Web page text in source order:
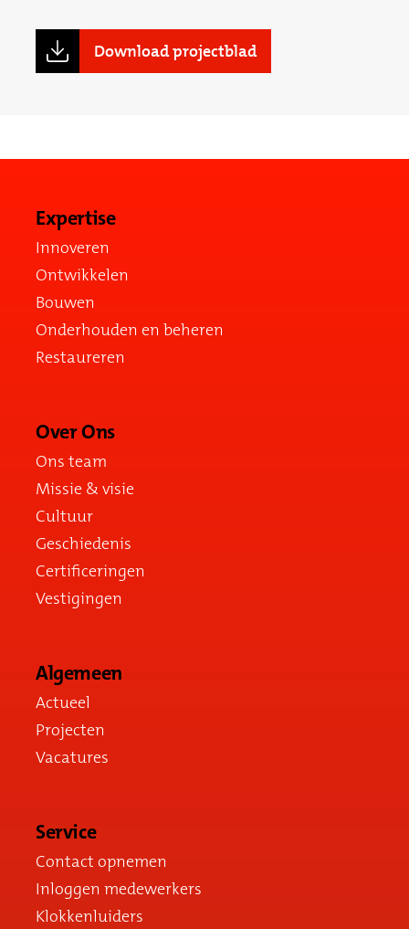
Download projectblad
Expertise
Innoveren
Ontwikkelen
Bouwen
Onderhouden en beheren
Restaureren
Over Ons
Ons team
Missie & visie
Cultuur
Geschiedenis
Certificeringen
Vestigingen
Algemeen
Actueel
Projecten
Vacatures
Service
Contact opnemen
Inloggen medewerkers
Klokkenluiders